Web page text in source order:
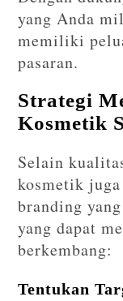
yang Anda
memiliki
pasaran.
Strategi
Kosmetik
Selain
kosmetik
branding
yang dapat
berkembang:
Tentukan